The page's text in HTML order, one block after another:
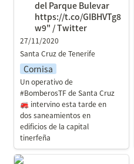
del Parque Bulevar
https://t.co/GIBHVTg8
w9" / Twitter
27/11/2020
Santa Cruz de Tenerife
Cornisa
Un operativo de
#BomberosTF de Santa Cruz
🚒 intervino esta tarde en
dos saneamientos en
edificios de la capital
tinerfeña